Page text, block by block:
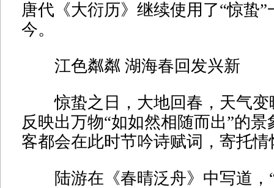
唐代《大衍历》继续使用了“惊蛰
今。
江色粼粼 湖海春回发兴新
惊蛰之日，大地回春，天气变
反映出万物“如如然相随而出”的
客都会在此时节吟诗赋词，寄托情
陆游在《春晴泛舟》中写道，